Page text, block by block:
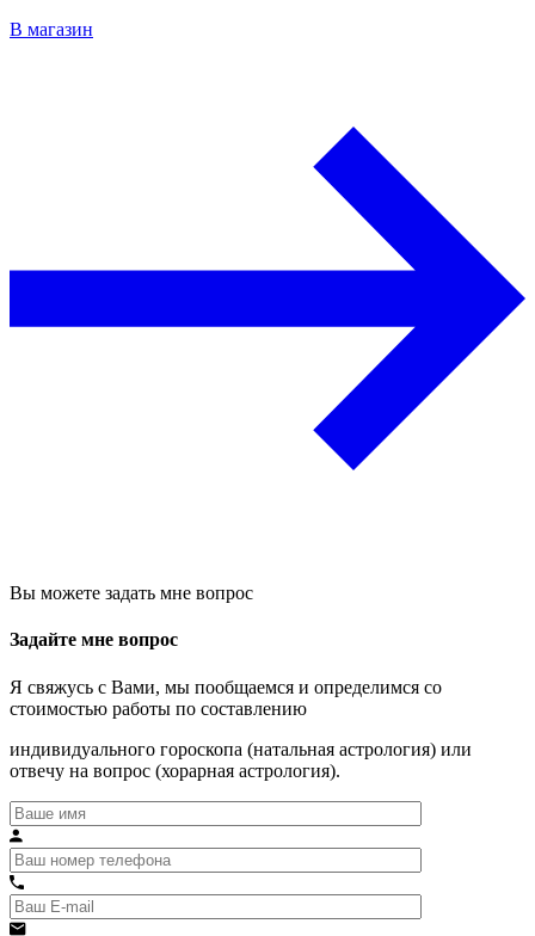
В магазин
Вы можете задать мне вопрос
Задайте мне вопрос
Я свяжусь с Вами, мы пообщаемся и определимся со
стоимостью работы по составлению
индивидуального гороскопа (натальная астрология) или
отвечу на вопрос (хорарная астрология).